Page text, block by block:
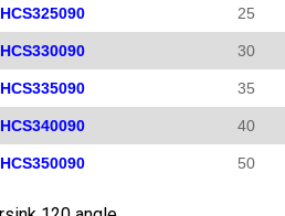
HCS325090 25
HCS330090 30
HCS335090 35
HCS340090 40
HCS350090 50